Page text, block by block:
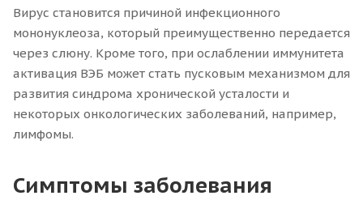
Вирус становится причиной инфекционного
мононуклеоза, который преимущественно передается
через слюну. Кроме того, при ослаблении иммунитета
активация ВЭБ может стать пусковым механизмом для
развития синдрома хронической усталости и
некоторых онкологических заболеваний, например,
лимфомы.
Симптомы заболевания